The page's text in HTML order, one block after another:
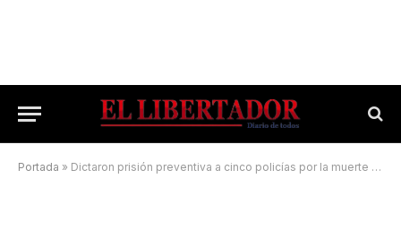
Portada » Dictaron prisión preventiva a cinco policías por la muerte de Lautaro Rosé